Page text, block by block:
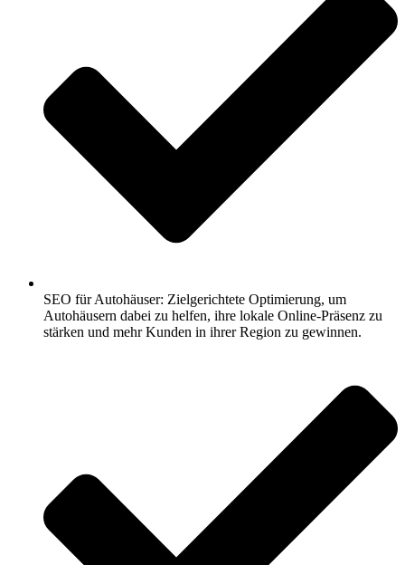
SEO für Autohäuser: Zielgerichtete Optimierung, um
Autohäusern dabei zu helfen, ihre lokale Online-Präsenz zu
stärken und mehr Kunden in ihrer Region zu gewinnen.